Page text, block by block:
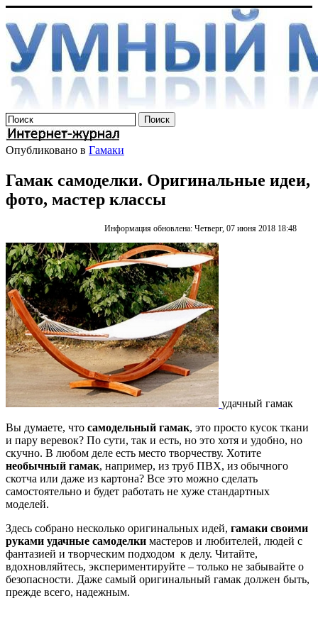
Опубликовано в Гамаки
Гамак самоделки. Оригинальные идеи,
фото, мастер классы
Информация обновлена: Четверг, 07 июня 2018 18:48
удачный гамак
Вы думаете, что самодельный гамак, это просто кусок ткани
и пару веревок? По сути, так и есть, но это хотя и удобно, но
скучно. В любом деле есть место творчеству. Хотите
необычный гамак, например, из труб ПВХ, из обычного
скотча или даже из картона? Все это можно сделать
самостоятельно и будет работать не хуже стандартных
моделей.
Здесь собрано несколько оригинальных идей, гамаки своими
руками удачные самоделки мастеров и любителей, людей с
фантазией и творческим подходом к делу. Читайте,
вдохновляйтесь, экспериментируйте – только не забывайте о
безопасности. Даже самый оригинальный гамак должен быть,
прежде всего, надежным.